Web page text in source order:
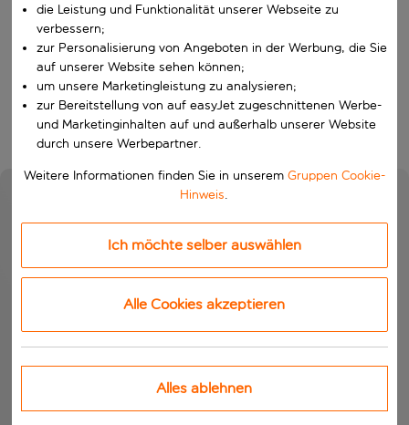
W&auml;hle ein Ab- und R&uuml;ckflugdatum aus.
Wer
Suchen
die Leistung und Funktionalität unserer Webseite zu
verbessern;
zur Personalisierung von Angeboten in der Werbung, die Sie
auf unserer Website sehen können;
um unsere Marketingleistung zu analysieren;
zur Bereitstellung von auf easyJet zugeschnittenen Werbe-
und Marketinginhalten auf und außerhalb unserer Website
durch unsere Werbepartner.
Weitere Informationen finden Sie in unserem Gruppen Cookie-
Hinweis.
Ich möchte selber auswählen
Alle Cookies akzeptieren
Alles ablehnen